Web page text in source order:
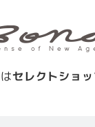
セレクトショ